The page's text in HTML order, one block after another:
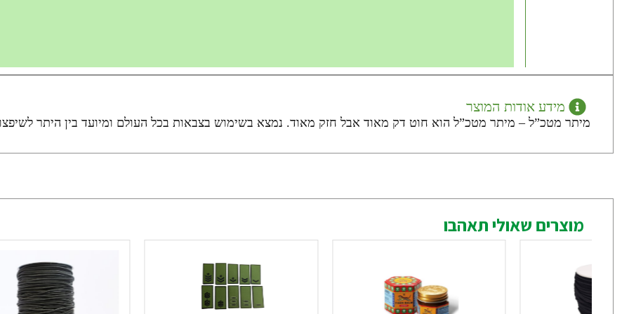
מידע אודות המוצר
מיתר מטכ”ל – מיתר מטכ”ל הוא חוט דק מאוד אבל חזק מאוד. נמצא בשימוש בצבאות בכל העולם ומיועד בין היתר
מוצרים שאולי תאהבו